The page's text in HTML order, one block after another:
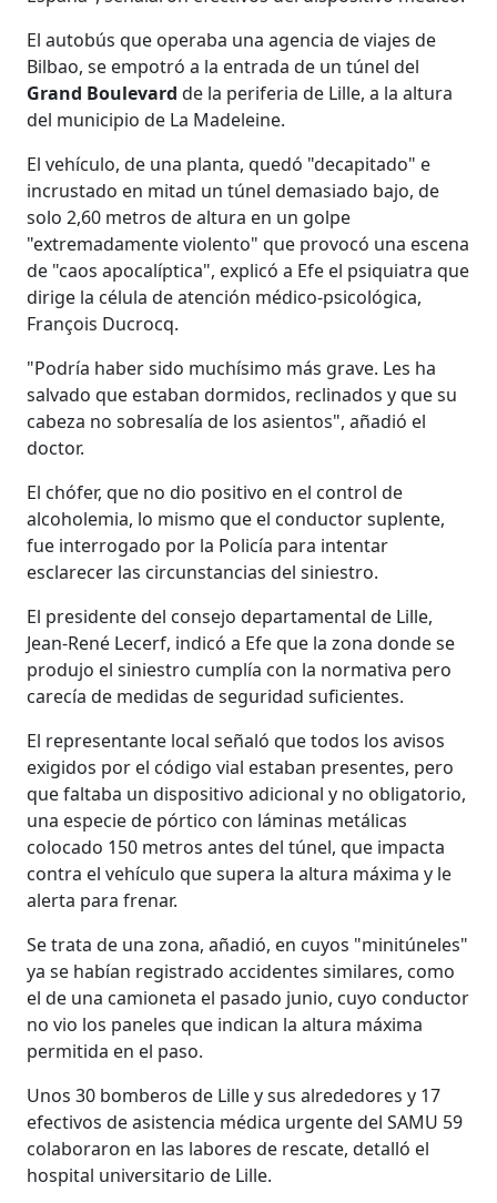
El autobús que operaba una agencia de viajes de
Bilbao, se empotró a la entrada de un túnel del
Grand Boulevardde la periferia de Lille, a la altura
del municipio de La Madeleine.
El vehículo, de una planta, quedó "decapitado" e
incrustado en mitad un túnel demasiado bajo, de
solo 2,60 metros de altura en un golpe
"extremadamente violento" que provocó una escena
de "caos apocalíptica", explicó a Efe el psiquiatra que
dirige la célula de atención médico-psicológica,
François Ducrocq.
"Podría haber sido muchísimo más grave. Les ha
salvado que estaban dormidos, reclinados y que su
cabeza no sobresalía de los asientos", añadió el
doctor.
El chófer, que no dio positivo en el control de
alcoholemia, lo mismo que el conductor suplente,
fue interrogado por la Policía para intentar
esclarecer las circunstancias del siniestro.
El presidente del consejo departamental de Lille,
Jean-René Lecerf, indicó a Efe que la zona donde se
produjo el siniestro cumplía con la normativa pero
carecía de medidas de seguridad suficientes.
El representante local señaló que todos los avisos
exigidos por el código vial estaban presentes, pero
que faltaba un dispositivo adicional y no obligatorio,
una especie de pórtico con láminas metálicas
colocado 150 metros antes del túnel, que impacta
contra el vehículo que supera la altura máxima y le
alerta para frenar.
Se trata de una zona, añadió, en cuyos "minitúneles"
ya se habían registrado accidentes similares, como
el de una camioneta el pasado junio, cuyo conductor
no vio los paneles que indican la altura máxima
permitida en el paso.
Unos 30 bomberos de Lille y sus alrededores y 17
efectivos de asistencia médica urgente del SAMU 59
colaboraron en las labores de rescate, detalló el
hospital universitario de Lille.